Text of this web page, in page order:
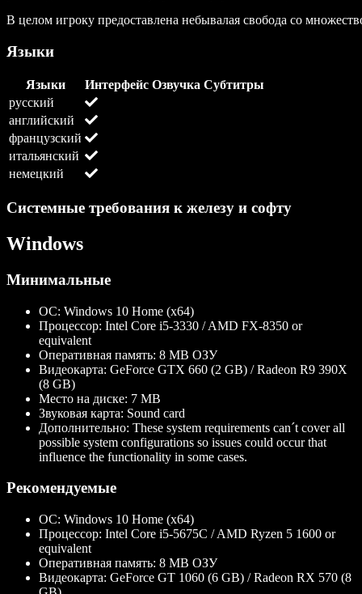
В целом игроку предоставлена небывалая свобода со
Языки
Языки Интерфейс Озвучка Субтитры
русский
английский
французский
итальянский
немецкий
Системные требования к железу и софту
Windows
Минимальные
ОС: Windows 10 Home (x64)
Процессор: Intel Core i5-3330 / AMD FX-8350 or
equivalent
Оперативная память: 8 MB ОЗУ
Видеокарта: GeForce GTX 660 (2 GB) / Radeon R9 390X
(8 GB)
Место на диске: 7 MB
Звуковая карта: Sound card
Дополнительно: These system requirements can´t cover all
possible system configurations so issues could occur that
influence the functionality in some cases.
Рекомендуемые
ОС: Windows 10 Home (x64)
Процессор: Intel Core i5-5675C / AMD Ryzen 5 1600 or
equivalent
Оперативная память: 8 MB ОЗУ
Видеокарта: GeForce GT 1060 (6 GB) / Radeon RX 570 (8